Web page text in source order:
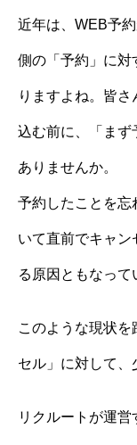
近年は、WEB予
側の「予約」に対
りますよね。皆
込む前に、「まず
ありませんか。
予約したことを忘
いて直前でキャン
る原因ともなって
このような現状
セル」に対して、
リクルートが運